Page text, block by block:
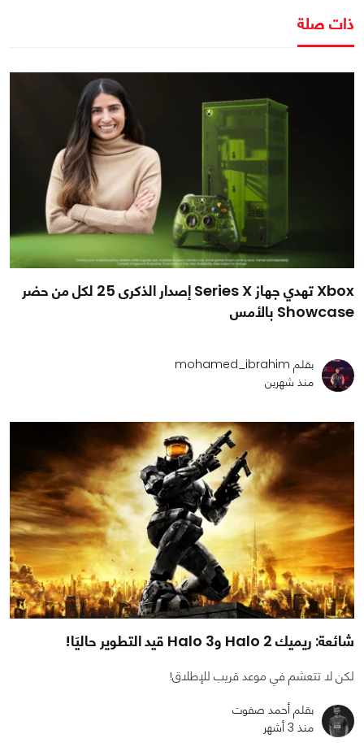
ذات صلة
Xbox تهدي جهاز Series X إصدار الذكرى 25 لكل من حضر
Showcase بالأمس
بقلم mohamed_ibrahim
منذ شهرين
شائعة: ريميك Halo 2 وHalo 3 قيد التطوير حاليَا!
لكن لا تتعشم في موعد قريب للإطلاق!
بقلم أحمد صفوت
منذ 3 أشهر